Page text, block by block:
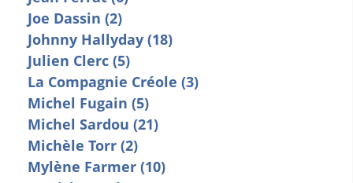
Joe Dassin (2)
Johnny Hallyday (18)
Julien Clerc (5)
La Compagnie Créole (3)
Michel Fugain (5)
Michel Sardou (21)
Michèle Torr (2)
Mylène Farmer (10)